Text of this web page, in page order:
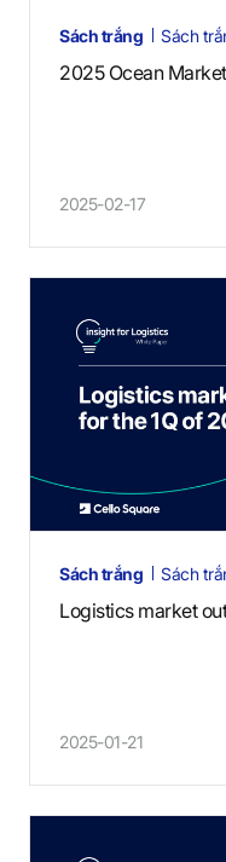
Sách trắng Sách
2025 Ocean
2025-02-17
Sách trắng Sách
Logistics market
2025-01-21